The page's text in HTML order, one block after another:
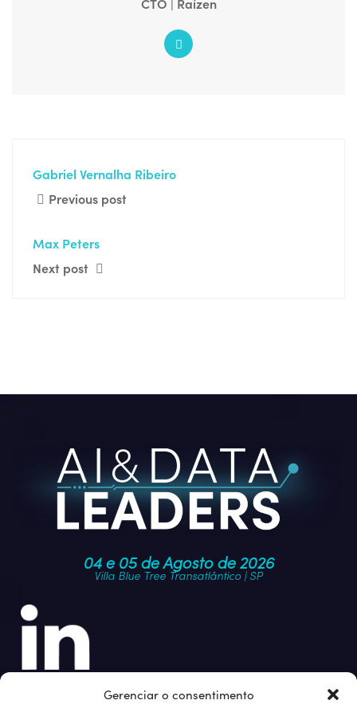
Gerenciar o consentimento
Gabriel Vernalha Ribeiro
Previous post
Max Peters
Next post
04 e 05 de Agosto de 2026
Villa Blue Tree Transatlântico | SP
Junte-se à nossa comunidade